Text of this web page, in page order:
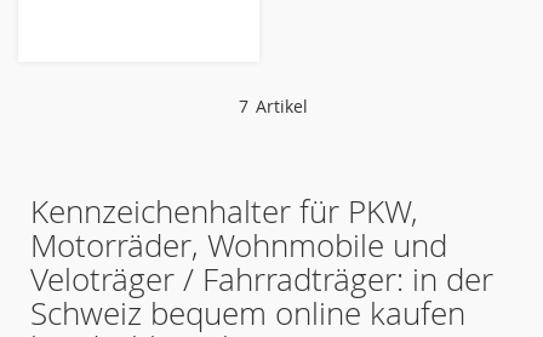
7 Artikel
Kennzeichenhalter für PKW,
Motorräder, Wohnmobile und
Veloträger / Fahrradträger: in der
Schweiz bequem online kaufen